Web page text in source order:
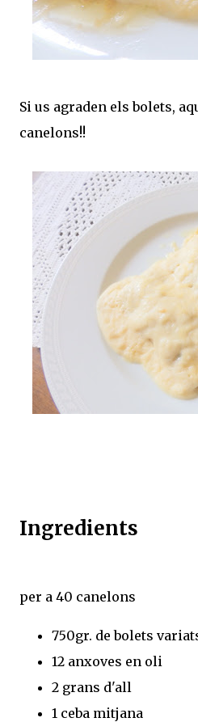
Si us agraden els bolets,
canelons!!
Ingredients
per a 40 canelons
750gr. de bolets
12 anxoves en oli
2 grans d'all
1 ceba mitjana